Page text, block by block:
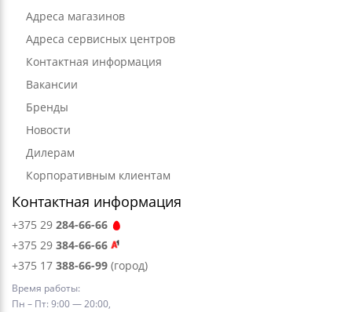
Адреса магазинов
Адреса сервисных центров
Контактная информация
Вакансии
Бренды
Новости
Дилерам
Корпоративным клиентам
Контактная информация
+375 29 284-66-66
+375 29 384-66-66
+375 17 388-66-99 (город)
Время работы:
Пн – Пт: 9:00 — 20:00,